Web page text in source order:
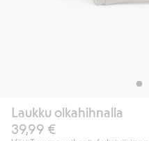
Laukku olkahihnalla
39,99 €